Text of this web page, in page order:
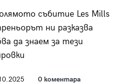
събитие Les Mills
ни разказва
да знаем за тези
0 коментара